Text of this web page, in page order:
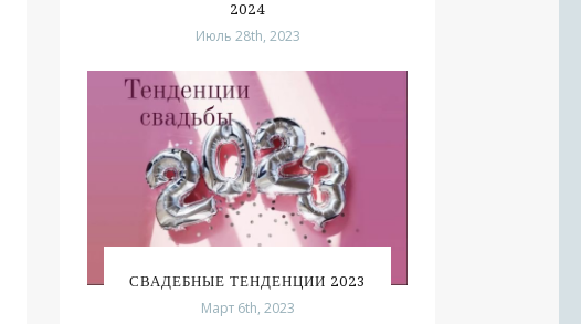
2024
Июль 28th, 2023
СВАДЕБНЫЕ ТЕНДЕНЦИИ 2023
Март 6th, 2023